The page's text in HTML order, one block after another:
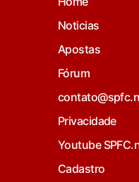
Noticias
Apostas
Fórum
Privacidade
Youtube
Cadastro